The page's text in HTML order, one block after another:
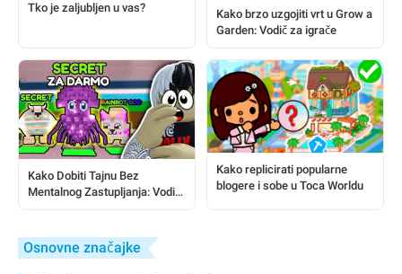
Tko je zaljubljen u vas?
Kako brzo uzgojiti vrt u Grow a
Garden: Vodič za igrače
Kako Dobiti Tajnu Bez
Mentalnog Zastupljanja: Vodič
Kako replicirati popularne
blogere i sobe u Toca Worldu
Osnovne značajke